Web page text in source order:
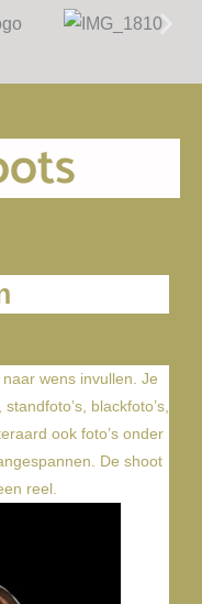
wens invullen. Je
blackfoto’s,
ook foto’s onder
De shoot
reel.